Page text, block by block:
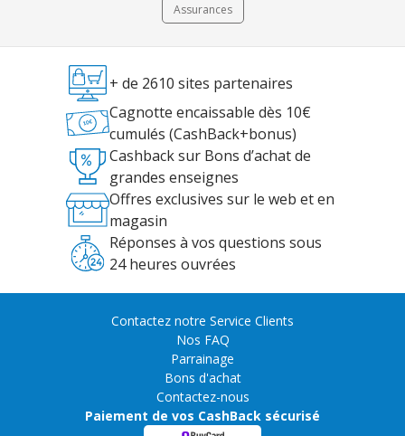
Assurances
+ de 2610 sites partenaires
Cagnotte encaissable dès 10€
cumulés (CashBack+bonus)
Cashback sur Bons d’achat de
grandes enseignes
Offres exclusives sur le web et en
magasin
Réponses à vos questions sous
24 heures ouvrées
Contactez notre Service Clients
Nos FAQ
Parrainage
Bons d'achat
Contactez-nous
Paiement de vos CashBack sécurisé